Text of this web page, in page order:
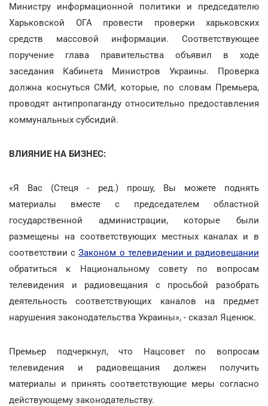
Министру информационной политики и председателю
Харьковской ОГА провести проверки харьковских
средств массовой информации. Соответствующее
поручение глава правительства объявил в ходе
заседания Кабинета Министров Украины. Проверка
должна коснуться СМИ, которые, по словам Премьера,
проводят антипропаганду относительно предоставления
коммунальных субсидий.
ВЛИЯНИЕ НА БИЗНЕС:
«Я Вас (Стеця - ред.) прошу, Вы можете поднять
материалы вместе с председателем областной
государственной администрации, которые были
размещены на соответствующих местных каналах и в
соответствии сЗаконом о телевидении и радиовещании
обратиться к Национальному совету по вопросам
телевидения и радиовещания с просьбой разобрать
деятельность соответствующих каналов на предмет
нарушения законодательства Украины», - сказал Яценюк.
Премьер подчеркнул, что Нацсовет по вопросам
телевидения и радиовещания должен получить
материалы и принять соответствующие меры согласно
действующему законодательству.